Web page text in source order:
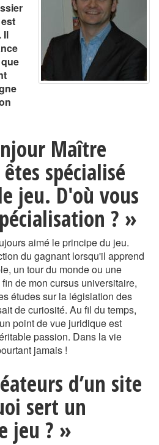
Il
Maître
spécialisé
jeu. D'où vous
? »
aimé le principe du jeu.
du gagnant lorsqu'il apprend
un tour du monde ou une
de mon cursus universitaire,
études sur la législation des
de curiosité. Au fil du temps,
point de vue juridique est
passion. Dans la vie
jamais !
d’un site
sert un
jeu ? »